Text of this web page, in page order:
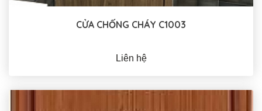
CỬA CHỐNG CHÁY C1003
Liên hệ